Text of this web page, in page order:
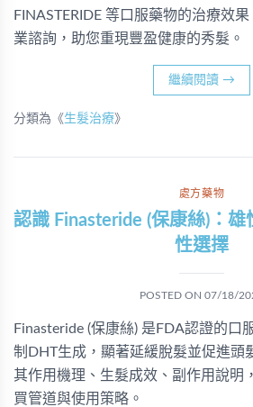
FINASTERIDE 等口服藥物的治療效
業諮詢，助您重現豐盈健康的秀髮。
繼續閱讀 →
分類為《生髮治療》
處方藥物
認識 Finasteride (保康絲)：
性選擇
POSTED ON 07/18/
Finasteride (保康絲) 是FDA認證的口
制DHT生成，顯著延緩脫髮並促進頭
其作用機理、生髮成效、副作用說明
買管道與使用策略。